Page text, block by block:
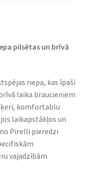
pilsētas un brīvā
riepa, kas īpaši
laika braucieniem
komfortablu
laikapstākļos un
Pirelli pieredzi
vajadzībām.